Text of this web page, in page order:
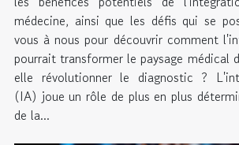
médecine, ainsi que les défis qui se
vous à nous pour découvrir comment
pourrait transformer le paysage médical
elle révolutionner le diagnostic ?
(IA) joue un rôle de plus en plus
de la...